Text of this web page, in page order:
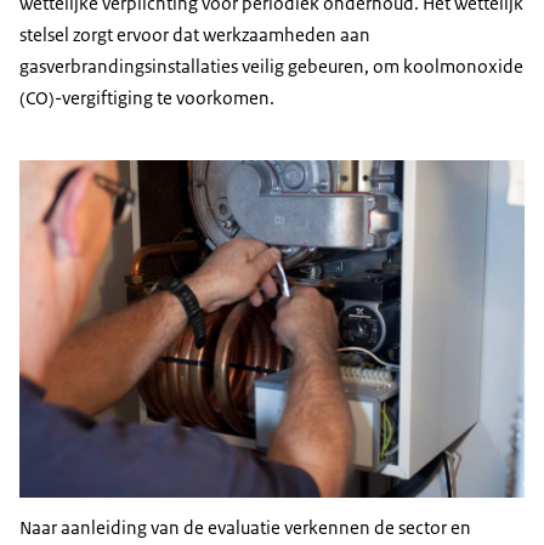
stelsel zorgt ervoor dat werkzaamheden aan
gasverbrandingsinstallaties veilig gebeuren, om koolmonoxide
(CO)-vergiftiging te voorkomen.
Naar aanleiding van de evaluatie verkennen de sector en